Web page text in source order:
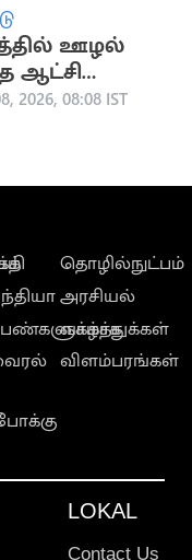
ஊழல்
ஆட்சி
பாமக
2026, 08:08 IST
தொழில்நுட்பம்
அரசியல்
வாழ்த்துக்கள்
விளம்பரங்கள்
LOKAL
Contact Us